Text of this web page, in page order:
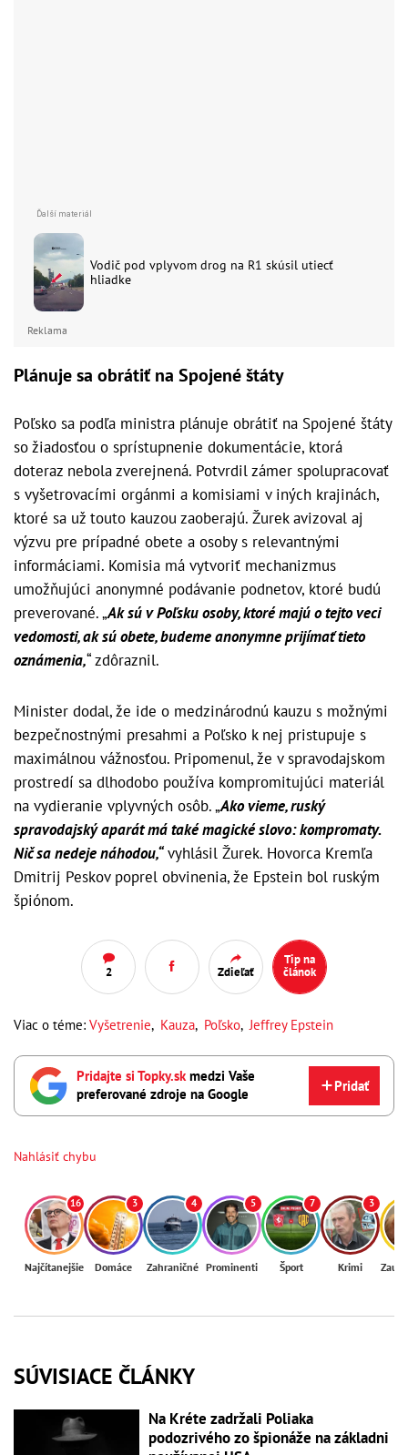
Vodič pod vplyvom drog na R1 skúsil utiecť
hliadke
Reklama
Plánuje sa obrátiť na Spojené štáty
Poľsko sa podľa ministra plánuje obrátiť na Spojené štáty
so žiadosťou o sprístupnenie dokumentácie, ktorá
doteraz nebola zverejnená. Potvrdil zámer spolupracovať
s vyšetrovacími orgánmi a komisiami v iných krajinách,
ktoré sa už touto kauzou zaoberajú. Žurek avizoval aj
výzvu pre prípadné obete a osoby s relevantnými
informáciami. Komisia má vytvoriť mechanizmus
umožňujúci anonymné podávanie podnetov, ktoré budú
preverované. „Ak sú v Poľsku osoby, ktoré majú o tejto veci
vedomosti, ak sú obete, budeme anonymne prijímať tieto
oznámenia,“ zdôraznil.
Minister dodal, že ide o medzinárodnú kauzu s možnými
bezpečnostnými presahmi a Poľsko k nej pristupuje s
maximálnou vážnosťou. Pripomenul, že v spravodajskom
prostredí sa dlhodobo používa kompromitujúci materiál
na vydieranie vplyvných osôb. „Ako vieme, ruský
spravodajský aparát má také magické slovo: kompromaty.
Nič sa nedeje náhodou,“vyhlásil Žurek. Hovorca Kremľa
Dmitrij Peskov poprel obvinenia, že Epstein bol ruským
špiónom.
2 Zdieľať
Tip na
článok
Viac o téme: Vyšetrenie, Kauza, Poľsko,Jeffrey Epstein
Pridajte si Topky.skmedzi Vaše
preferované zdroje na Google
Pridať
Nahlásiť chybu
16
Najčítanejšie
3
Domáce
4
Zahraničné
5
Prominenti
7
Šport
3
Krimi
SÚVISIACE ČLÁNKY
Na Kréte zadržali Poliaka
podozrivého zo špionáže na základni